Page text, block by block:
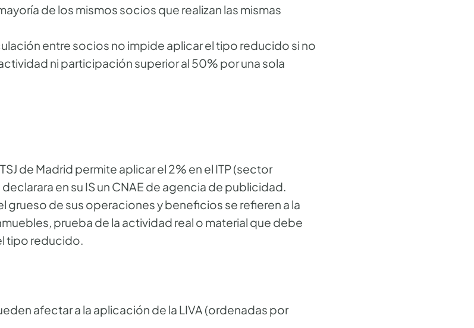
de los mismos socios que realizan las mismas
entre socios no impide aplicar el tipo reducido si no
ni participación superior al 50% por una sola
TSJ de Madrid permite aplicar el 2% en el ITP (sector
en su IS un CNAE de agencia de publicidad.
grueso de sus operaciones y beneficios se refieren a la
prueba de la actividad real o material que debe
del tipo reducido.
afectar a la aplicación de la LIVA (ordenadas por